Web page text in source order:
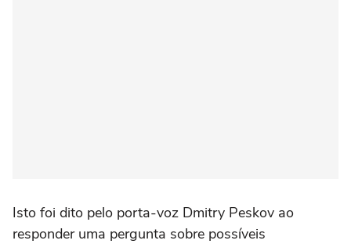
Isto foi dito pelo porta-voz Dmitry Peskov ao
responder uma pergunta sobre possíveis